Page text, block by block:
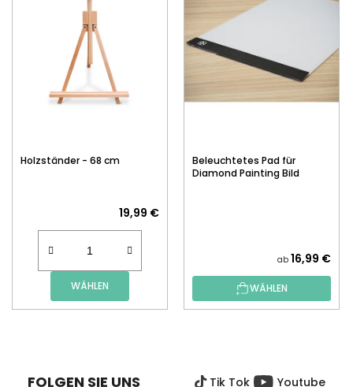
Holzständer - 68 cm
19,99 €
WÄHLEN
Beleuchtetes Pad für
Diamond Painting Bild
ab 16,99 €
WÄHLEN
FOLGEN SIE UNS Tik Tok Youtube